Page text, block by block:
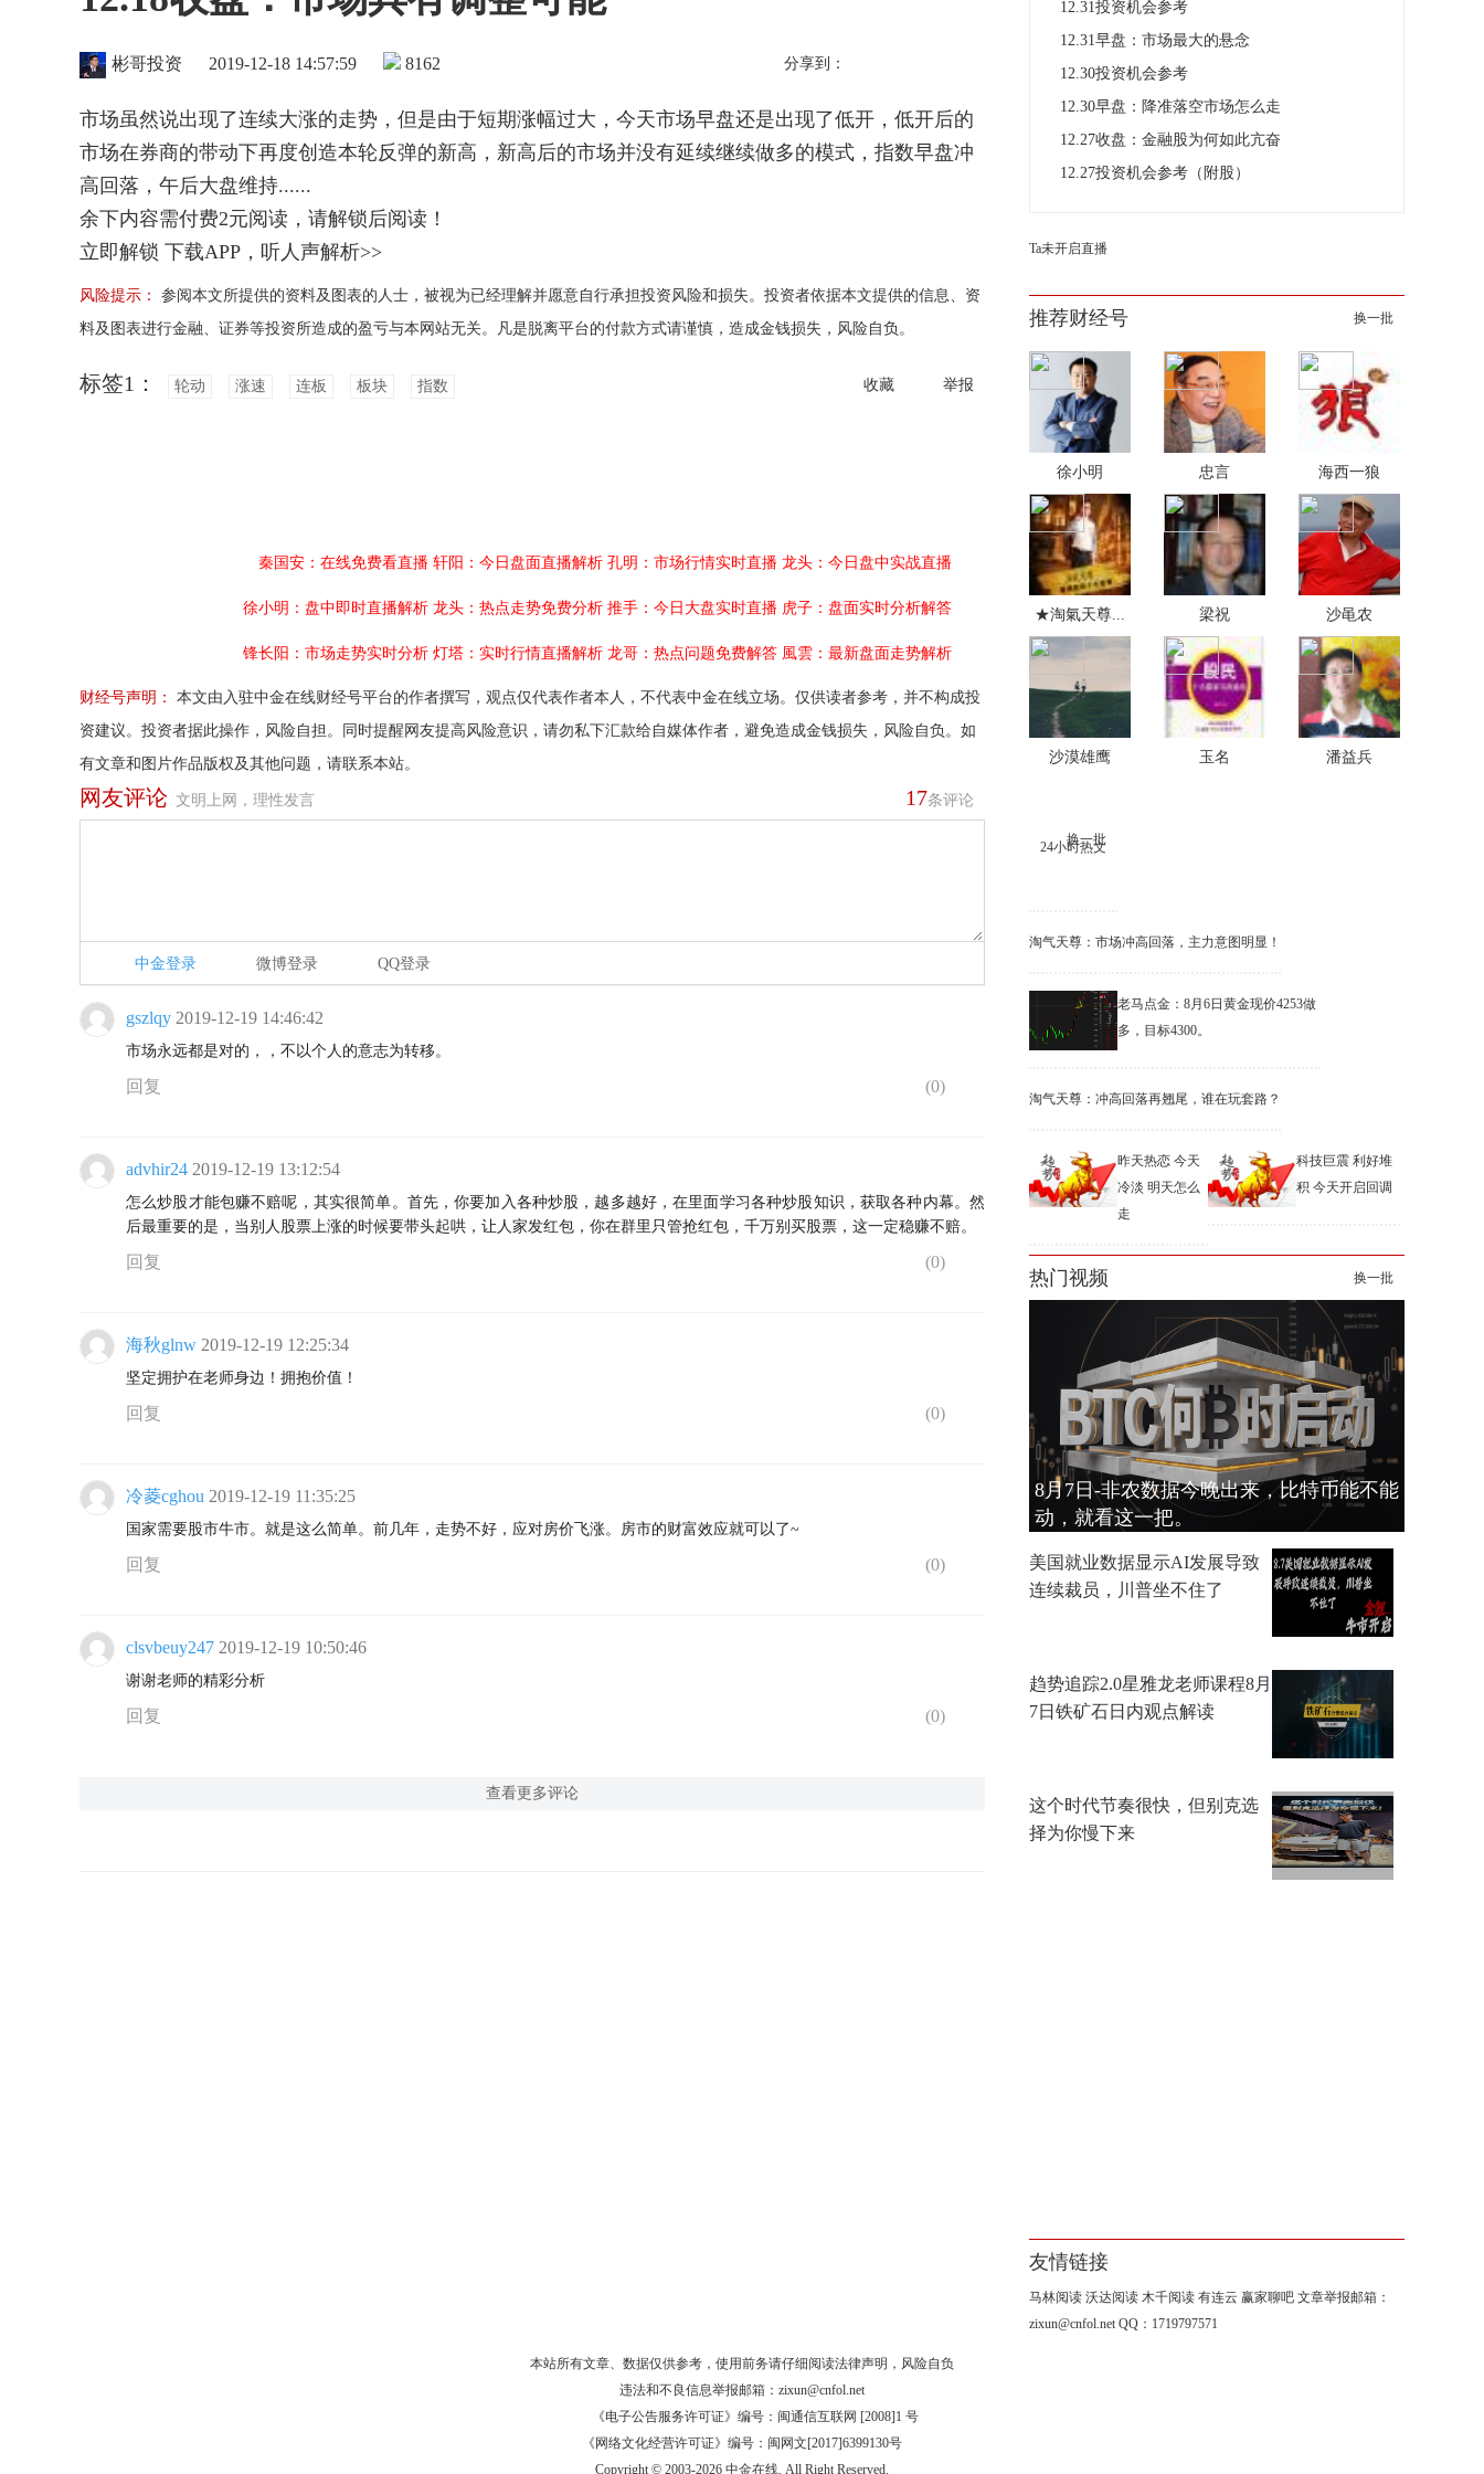
彬哥投资 2019-12-18 14:57:59 8162 分享到：
市场虽然说出现了连续大涨的走势，但是由于短期涨幅过大，今天市场早盘还是出现了低开，低开后的
市场在券商的带动下再度创造本轮反弹的新高，新高后的市场并没有延续继续做多的模式，指数早盘冲
高回落，午后大盘维持......
余下内容需付费2元阅读，请解锁后阅读！
立即解锁 下载APP，听人声解析>>
风险提示：
参阅本文所提供的资料及图表的人士，被视为已经理解并愿意自行承担投资风险和损失。投资者依据本文提供的信息、资
料及图表进行金融、证券等投资所造成的盈亏与本网站无关。凡是脱离平台的付款方式请谨慎，造成金钱损失，风险自负。
收藏 举报
标签1： 轮动 涨速 连板 板块 指数
秦国安：在线免费看直播 轩阳：今日盘面直播解析 孔明：市场行情实时直播 龙头：今日盘中实战直播
徐小明：盘中即时直播解析 龙头：热点走势免费分析 推手：今日大盘实时直播 虎子：盘面实时分析解答
锋长阳：市场走势实时分析 灯塔：实时行情直播解析 龙哥：热点问题免费解答 風雲：最新盘面走势解析
财经号声明：
本文由入驻中金在线财经号平台的作者撰写，观点仅代表作者本人，不代表中金在线立场。仅供读者参考，并不构成投
资建议。投资者据此操作，风险自担。同时提醒网友提高风险意识，请勿私下汇款给自媒体作者，避免造成金钱损失，风险自负。如
有文章和图片作品版权及其他问题，请联系本站。
17条评论
网友评论 文明上网，理性发言
中金登录 微博登录 QQ登录
gszlqy 2019-12-19 14:46:42
市场永远都是对的，，不以个人的意志为转移。
回复 (0)
advhir24 2019-12-19 13:12:54
怎么炒股才能包赚不赔呢，其实很简单。首先，你要加入各种炒股，越多越好，在里面学习各种炒股知识，获取各种内幕。然
后最重要的是，当别人股票上涨的时候要带头起哄，让人家发红包，你在群里只管抢红包，千万别买股票，这一定稳赚不赔。
回复 (0)
海秋glnw 2019-12-19 12:25:34
坚定拥护在老师身边！拥抱价值！
回复 (0)
冷菱cghou 2019-12-19 11:35:25
国家需要股市牛市。就是这么简单。前几年，走势不好，应对房价飞涨。房市的财富效应就可以了~
回复 (0)
clsvbeuy247 2019-12-19 10:50:46
谢谢老师的精彩分析
回复 (0)
查看更多评论
12.31投资机会参考
12.31早盘：市场最大的悬念
12.30投资机会参考
12.30早盘：降准落空市场怎么走
12.27收盘：金融股为何如此亢奋
12.27投资机会参考（附股）
Ta未开启直播
推荐财经号 换一批
徐小明 忠言 海西一狼
★淘氣天尊... 梁祝 沙黾农
沙漠雄鹰 玉名 潘益兵
24小时热文
换一批
淘气天尊：市场冲高回落，主力意图明显！
老马点金：8月6日黄金现价4253做
多，目标4300。
淘气天尊：冲高回落再翘尾，谁在玩套路？
昨天热恋 今天
冷淡 明天怎么
走
科技巨震 利好堆
积 今天开启回调
热门视频 换一批
8月7日-非农数据今晚出来，比特币能不能
动，就看这一把。
美国就业数据显示AI发展导致
连续裁员，川普坐不住了
趋势追踪2.0星雅龙老师课程8月
7日铁矿石日内观点解读
这个时代节奏很快，但别克选
择为你慢下来
友情链接
马林阅读 沃达阅读 木千阅读 有连云 赢家聊吧 文章举报邮箱：
zixun@cnfol.net QQ：1719797571
本站所有文章、数据仅供参考，使用前务请仔细阅读法律声明 ，风险自负
违法和不良信息举报邮箱： zixun@cnfol.net
《电子公告服务许可证》编号：闽通信互联网 [2008]1 号
《网络文化经营许可证》编号：闽网文[2017]6399130号
Copyright © 2003-2026 中金在线. All Right Reserved.